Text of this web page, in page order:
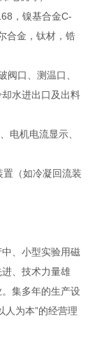
，镍基合金C-
合金，钛材，锆
阀口、测温口、
水进出口及出料
电机电流显示、
（如冷凝回流装
、小型实验用磁
、技术力量雄
集多年的生产设
人为本”的经营理